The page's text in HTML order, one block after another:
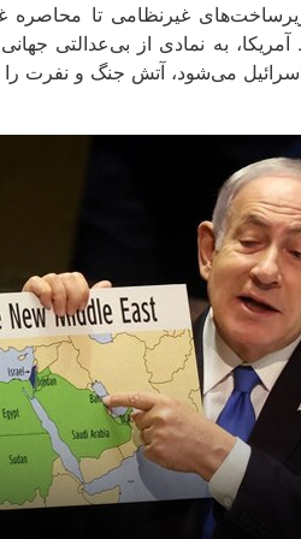
غیرنظامی تا محاصره
به نمادی از بی‌عدالتی
تسلیحات اسرائیل می‌شود، آتش جنگ و